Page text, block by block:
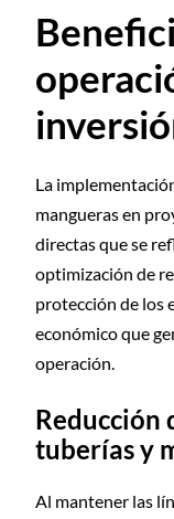
La
mangueras en
directas que se
optimización de
protección de los
económico que
operación.
Reducción
tuberías y
Al mantener las